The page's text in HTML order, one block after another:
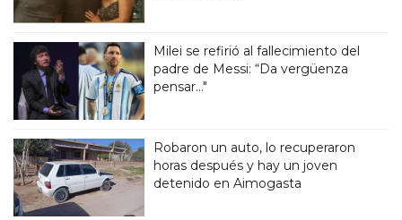
Milei se refirió al fallecimiento del
padre de Messi: “Da vergüenza
pensar..."
Robaron un auto, lo recuperaron
horas después y hay un joven
detenido en Aimogasta